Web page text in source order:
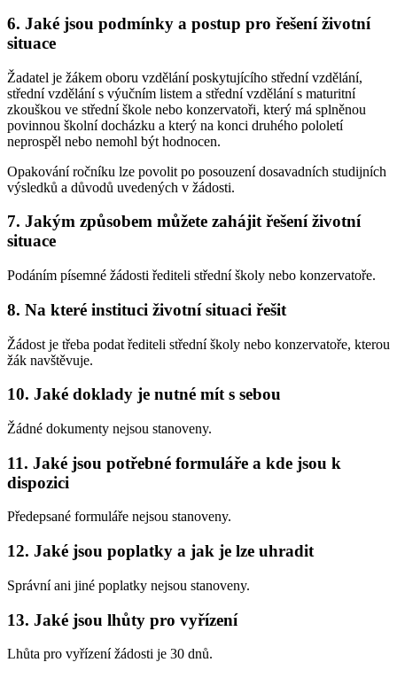
6. Jaké jsou podmínky a postup pro řešení životní
situace
Žadatel je žákem oboru vzdělání poskytujícího střední vzdělání,
střední vzdělání s výučním listem a střední vzdělání s maturitní
zkouškou ve střední škole nebo konzervatoři, který má splněnou
povinnou školní docházku a který na konci druhého pololetí
neprospěl nebo nemohl být hodnocen.
Opakování ročníku lze povolit po posouzení dosavadních studijních
výsledků a důvodů uvedených v žádosti.
7. Jakým způsobem můžete zahájit řešení životní
situace
Podáním písemné žádosti řediteli střední školy nebo konzervatoře.
8. Na které instituci životní situaci řešit
Žádost je třeba podat řediteli střední školy nebo konzervatoře, kterou
žák navštěvuje.
10. Jaké doklady je nutné mít s sebou
Žádné dokumenty nejsou stanoveny.
11. Jaké jsou potřebné formuláře a kde jsou k
dispozici
Předepsané formuláře nejsou stanoveny.
12. Jaké jsou poplatky a jak je lze uhradit
Správní ani jiné poplatky nejsou stanoveny.
13. Jaké jsou lhůty pro vyřízení
Lhůta pro vyřízení žádosti je 30 dnů.